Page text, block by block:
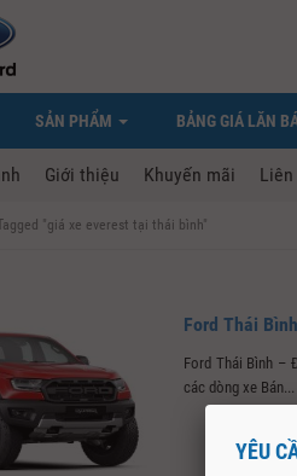
SẢN PHẨM BẢNG GIÁ LĂN
Giới thiệu Khuyến mãi Liên
"giá xe everest tại thái bình"
Ford Thái
Ford Thái Bình –
các dòng xe Bán...
YÊU